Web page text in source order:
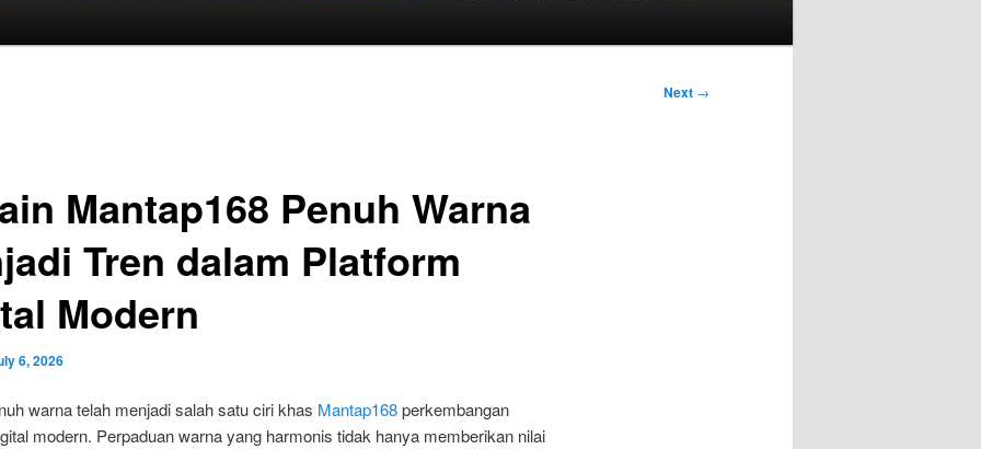
Next →
Mantap168 Penuh Warna
Tren dalam Platform
Modern
6, 2026
warna telah menjadi salah satu ciri khas Mantap168perkembangan
modern. Perpaduan warna yang harmonis tidak hanya memberikan nilai